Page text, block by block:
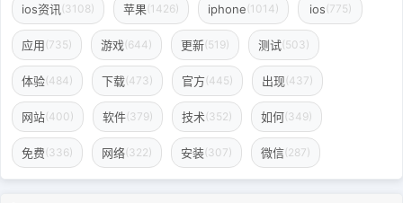
ios资讯 (3108) 苹果(1426) iphone(1014) ios(775)
应用(735) 游戏(644) 更新(519) 测试(503)
体验(484) 下载(473) 官方(445) 出现(437)
网站(400) 软件(379) 技术(352) 如何(349)
免费(336) 网络(322) 安装(307) 微信(287)